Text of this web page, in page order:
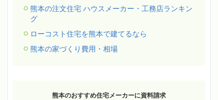
熊本の注文住宅 ハウスメーカー・工務店ランキン
グ
ローコスト住宅を熊本で建てるなら
熊本の家づくり費用・相場
熊本のおすすめ住宅メーカーに資料請求